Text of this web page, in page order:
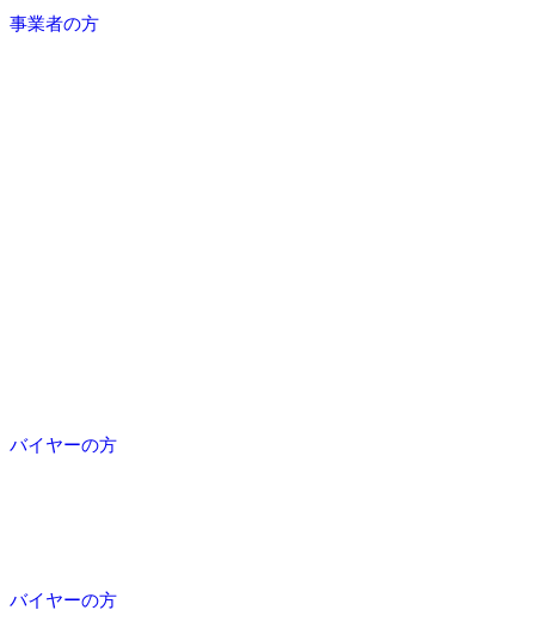
事業者の方
バイヤーの方
バイヤーの方